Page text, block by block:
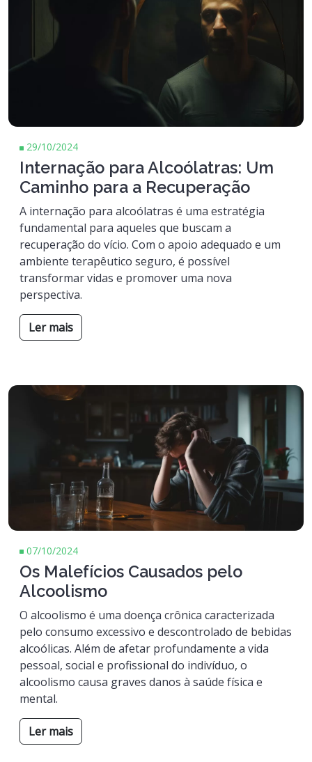
29/10/2024
Internação para Alcoólatras: Um
Caminho para a Recuperação
A internação para alcoólatras é uma estratégia
fundamental para aqueles que buscam a
recuperação do vício. Com o apoio adequado e um
ambiente terapêutico seguro, é possível
transformar vidas e promover uma nova
perspectiva.
Ler mais
07/10/2024
Os Malefícios Causados pelo
Alcoolismo
O alcoolismo é uma doença crônica caracterizada
pelo consumo excessivo e descontrolado de bebidas
alcoólicas. Além de afetar profundamente a vida
pessoal, social e profissional do indivíduo, o
alcoolismo causa graves danos à saúde física e
mental.
Ler mais